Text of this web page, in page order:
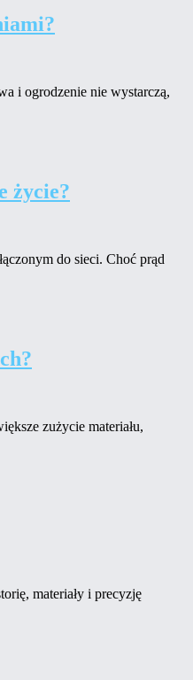
i ogrodzenie nie wystarczą,
życie?
do sieci. Choć prąd
zużycie materiału,
materiały i precyzję